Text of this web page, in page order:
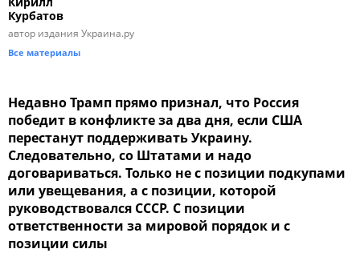
Курбатов
автор издания Украина.ру
Все материалы
Недавно Трамп прямо признал, что Россия
победит в конфликте за два дня, если США
перестанут поддерживать Украину.
Следовательно, со Штатами и надо
договариваться. Только не с позиции подкупами
или увещевания, а с позиции, которой
руководствовался СССР. С позиции
ответственности за мировой порядок и с
позиции силы